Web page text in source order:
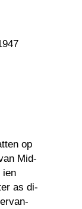
op
Mid-
ien
as di-